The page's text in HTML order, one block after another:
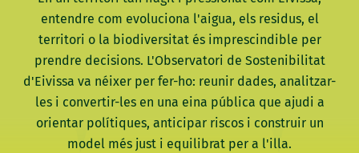
entendre com evoluciona l'aigua, els residus, el
territori o la biodiversitat és imprescindible per
prendre decisions. L'Observatori de Sostenibilitat
d'Eivissa va néixer per fer-ho: reunir dades, analitzar-
les i convertir-les en una eina pública que ajudi a
orientar polítiques, anticipar riscos i construir un
model més just i equilibrat per a l'illa.